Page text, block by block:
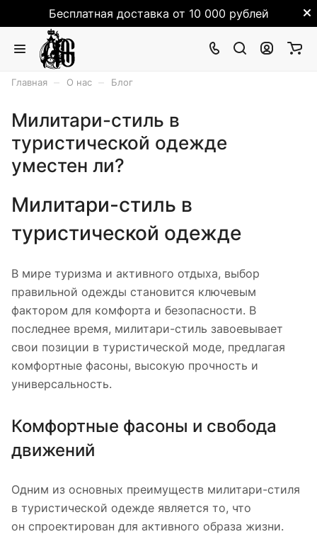
Бесплатная доставка от 10 000 рублей
Главная О нас Блог
Милитари-стиль в
туристической одежде
уместен ли?
Милитари-стиль в
туристической одежде
В мире туризма и активного отдыха, выбор
правильной одежды становится ключевым
фактором для комфорта и безопасности. В
последнее время, милитари-стиль завоевывает
свои позиции в туристической моде, предлагая
комфортные фасоны, высокую прочность и
универсальность.
Комфортные фасоны и свобода
движений
Одним из основных преимуществ милитари-стиля
в туристической одежде является то, что
он спроектирован для активного образа жизни.